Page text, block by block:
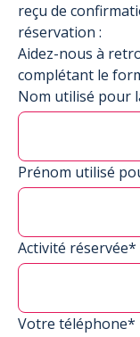
reçu de
réservation :
Aidez-nous à
complétant le
Nom utilisé pour
Prénom utilisé
Activité réservée*
Votre téléphone*